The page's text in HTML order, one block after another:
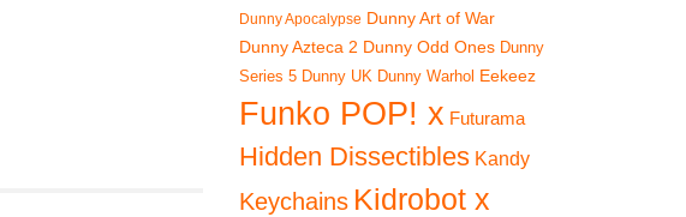
Dunny Apocalypse Dunny Art of War
Dunny Azteca 2 Dunny Odd Ones Dunny
Series 5 Dunny UK Dunny Warhol Eekeez
Funko POP! x Futurama
Hidden Dissectibles Kandy
Keychains Kidrobot x